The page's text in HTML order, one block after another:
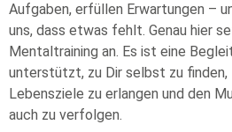
Aufgaben, erfüllen Erwartungen –
uns, dass etwas fehlt. Genau hier
Mentaltraining an. Es ist eine
unterstützt, zu Dir selbst zu finden,
Lebensziele zu erlangen und den
auch zu verfolgen.